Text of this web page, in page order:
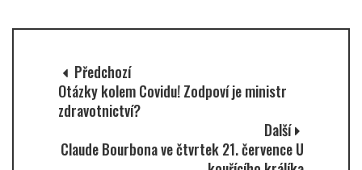
Předchozí
Otázky kolem Covidu! Zodpoví je ministr
zdravotnictví?
Další
Claude Bourbona ve čtvrtek 21. července U